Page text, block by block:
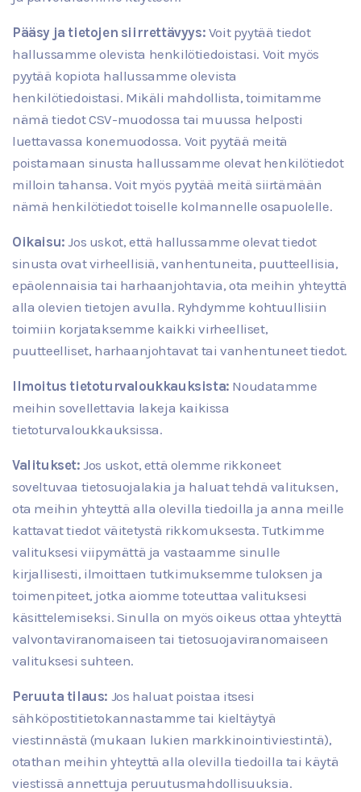
Pääsy ja tietojen siirrettävyys: Voit pyytää tiedot
hallussamme olevista henkilötiedoistasi. Voit myös
pyytää kopiota hallussamme olevista
henkilötiedoistasi. Mikäli mahdollista, toimitamme
nämä tiedot CSV-muodossa tai muussa helposti
luettavassa konemuodossa. Voit pyytää meitä
poistamaan sinusta hallussamme olevat henkilötiedot
milloin tahansa. Voit myös pyytää meitä siirtämään
nämä henkilötiedot toiselle kolmannelle osapuolelle.
Oikaisu: Jos uskot, että hallussamme olevat tiedot
sinusta ovat virheellisiä, vanhentuneita, puutteellisia,
epäolennaisia tai harhaanjohtavia, ota meihin yhteyttä
alla olevien tietojen avulla. Ryhdymme kohtuullisiin
toimiin korjataksemme kaikki virheelliset,
puutteelliset, harhaanjohtavat tai vanhentuneet tiedot.
Ilmoitus tietoturvaloukkauksista: Noudatamme
meihin sovellettavia lakeja kaikissa
tietoturvaloukkauksissa.
Valitukset: Jos uskot, että olemme rikkoneet
soveltuvaa tietosuojalakia ja haluat tehdä valituksen,
ota meihin yhteyttä alla olevilla tiedoilla ja anna meille
kattavat tiedot väitetystä rikkomuksesta. Tutkimme
valituksesi viipymättä ja vastaamme sinulle
kirjallisesti, ilmoittaen tutkimuksemme tuloksen ja
toimenpiteet, jotka aiomme toteuttaa valituksesi
käsittelemiseksi. Sinulla on myös oikeus ottaa yhteyttä
valvontaviranomaiseen tai tietosuojaviranomaiseen
valituksesi suhteen.
Peruuta tilaus: Jos haluat poistaa itsesi
sähköpostitietokannastamme tai kieltäytyä
viestinnästä (mukaan lukien markkinointiviestintä),
otathan meihin yhteyttä alla olevilla tiedoilla tai käytä
viestissä annettuja peruutusmahdollisuuksia.